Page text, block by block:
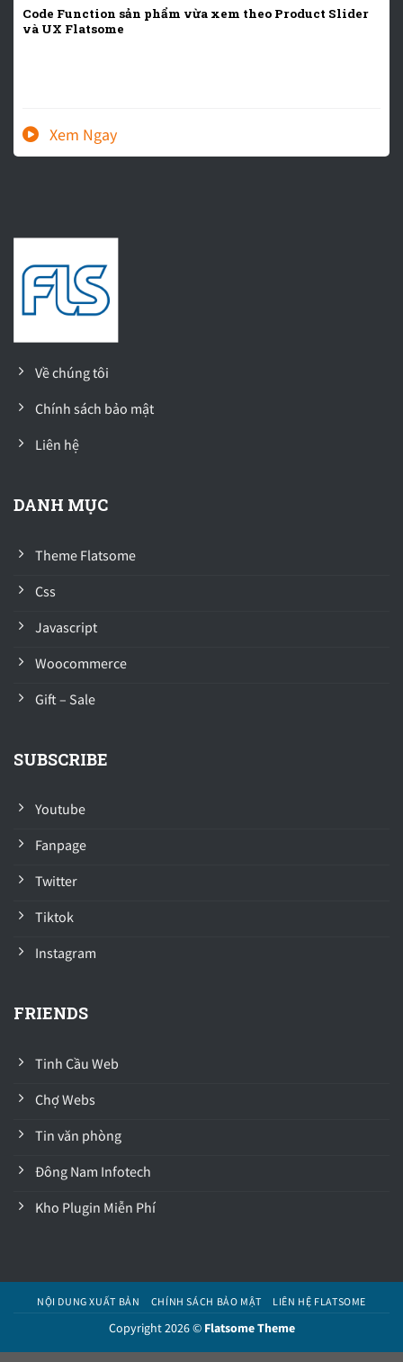
Code Function sản phẩm vừa xem theo Product Slider
và UX Flatsome
Về chúng tôi
Chính sách bảo mật
Liên hệ
DANH MỤC
Theme Flatsome
Css
Javascript
Woocommerce
Gift – Sale
SUBSCRIBE
Youtube
Fanpage
Twitter
Tiktok
Instagram
FRIENDS
Tinh Cầu Web
Chợ Webs
Tin văn phòng
Đông Nam Infotech
Kho Plugin Miễn Phí
NỘI DUNG XUẤT BẢN CHÍNH SÁCH BẢO MẬT LIÊN HỆ FLATSOME
Copyright 2026 © Flatsome Theme